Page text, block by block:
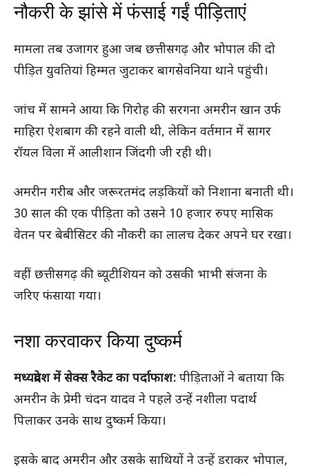
नौकरी के झांसे में फंसाई गईं पीड़िताएं
मामला तब उजागर हुआ जब छत्तीसगढ़ और भोपाल की दो
पीड़ित युवतियां हिम्मत जुटाकर बागसेवनिया थाने पहुंची।
जांच में सामने आया कि गिरोह की सरगना अमरीन खान उर्फ
माहिरा ऐशबाग की रहने वाली थी, लेकिन वर्तमान में सागर
रॉयल विला में आलीशान जिंदगी जी रही थी।
अमरीन गरीब और जरूरतमंद लड़कियों को निशाना बनाती थी।
30 साल की एक पीड़िता को उसने 10 हजार रुपए मासिक
वेतन पर बेबीसिटर की नौकरी का लालच देकर अपने घर रखा।
वहीं छत्तीसगढ़ की ब्यूटीशियन को उसकी भाभी संजना के
जरिए फंसाया गया।
नशा करवाकर किया दुष्कर्म
मध्यप्रदेश में सेक्स रैकेट का पर्दाफाश: पीड़िताओं ने बताया कि
अमरीन के प्रेमी चंदन यादव ने पहले उन्हें नशीला पदार्थ
पिलाकर उनके साथ दुष्कर्म किया।
इसके बाद अमरीन और उसके साथियों ने उन्हें डराकर भोपाल,